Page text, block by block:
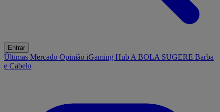
Entrar
Últimas Mercado Opinião iGaming Hub A BOLA SUGERE Barba
e Cabelo